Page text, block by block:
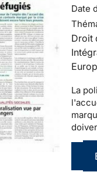
Date
Droit
La